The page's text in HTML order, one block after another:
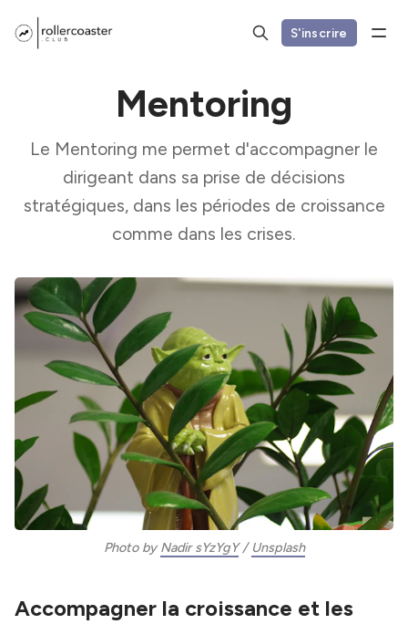
S'inscrire
Mentoring
Le Mentoring me permet d'accompagner le
dirigeant dans sa prise de décisions
stratégiques, dans les périodes de croissance
comme dans les crises.
Photo by Nadir sYzYgY / Unsplash
Accompagner la croissance et les